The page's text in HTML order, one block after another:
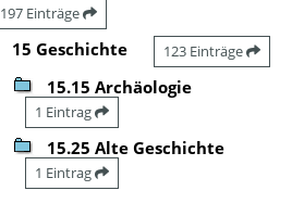
197 Einträge
15 Geschichte 123 Einträge
15.15 Archäologie
1 Eintrag
15.25 Alte Geschichte
1 Eintrag